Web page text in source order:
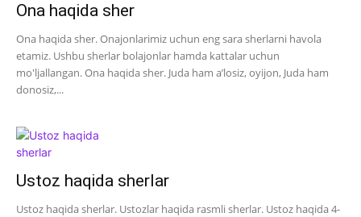
Ona haqida sher
Ona haqida sher. Onajonlarimiz uchun eng sara sherlarni havola
etamiz. Ushbu sherlar bolajonlar hamda kattalar uchun
mo'ljallangan. Ona haqida sher. Juda ham a’losiz, oyijon, Juda ham
donosiz,...
Ustoz haqida sherlar
Ustoz haqida sherlar. Ustozlar haqida rasmli sherlar. Ustoz haqida 4-